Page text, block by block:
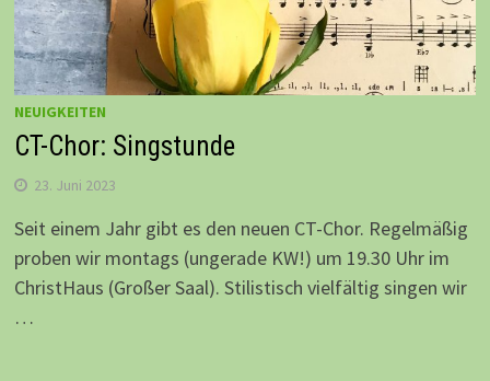
NEUIGKEITEN
CT-Chor: Singstunde
23. Juni 2023
Seit einem Jahr gibt es den neuen CT-Chor. Regelmäßig
proben wir montags (ungerade KW!) um 19.30 Uhr im
ChristHaus (Großer Saal). Stilistisch vielfältig singen wir
…